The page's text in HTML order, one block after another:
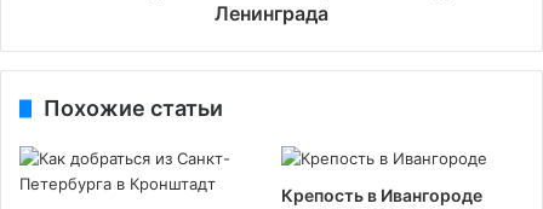
Ленинграда
Похожие статьи
Крепость в Ивангороде